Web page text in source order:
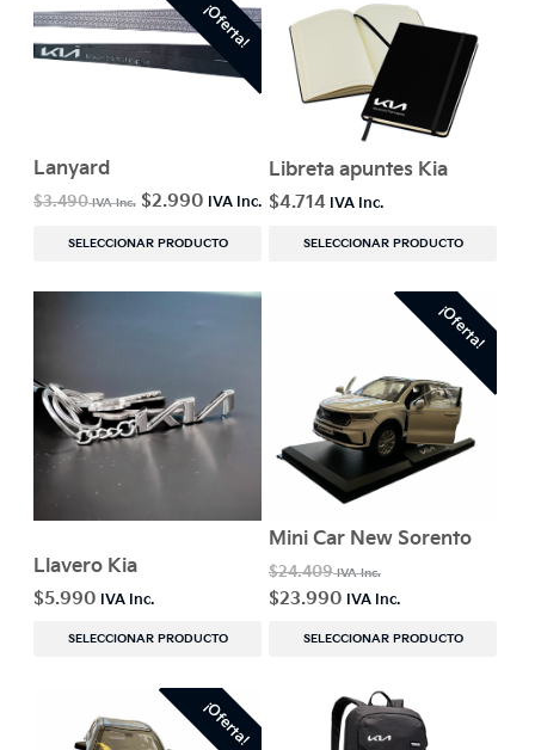
¡Oferta!
Lanyard
$3.490 $2.990
SELECCIONAR PRODUCTO
Libreta apuntes Kia
$4.714
SELECCIONAR PRODUCTO
Llavero Kia
$5.990
SELECCIONAR PRODUCTO
¡Oferta!
Mini Car New Sorento
$24.409
$23.990
SELECCIONAR PRODUCTO
¡Oferta!